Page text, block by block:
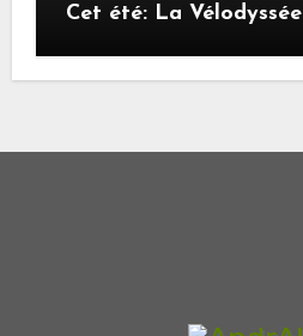
Cet été: La Vélodyssée